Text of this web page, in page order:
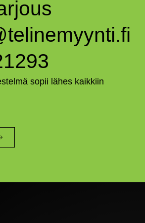
sopii lähes kaikkiin